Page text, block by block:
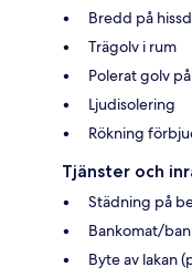
Bredd på
Trägolv i rum
Polerat golv
Ljudisolering
Rökning
Tjänster och
Städning på
Bankomat/
Byte av lakan